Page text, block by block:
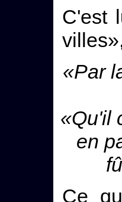
C'est
«Par
«Qu'il
en
Ce